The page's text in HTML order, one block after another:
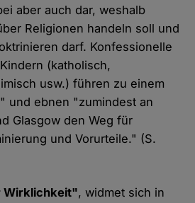
aber auch dar, weshalb
Religionen handeln soll und
darf. Konfessionelle
(katholisch,
usw.) führen zu einem
und ebnen "zumindest an
Glasgow den Weg für
und Vorurteile." (S.
Wirklichkeit", widmet sich in